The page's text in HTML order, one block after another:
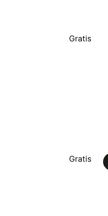
Gratis
Gratis